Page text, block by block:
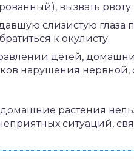
вызвать рвоту.
слизистую глаза
к окулисту.
детей,
нарушения нервной,
растения
ситуаций,